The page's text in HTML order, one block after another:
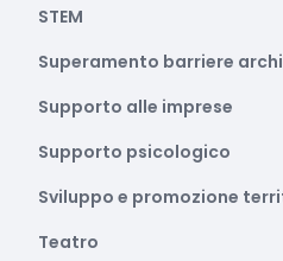
STEM
Superamento barriere
Supporto alle imprese
Supporto psicologico
Sviluppo e promozione
Teatro